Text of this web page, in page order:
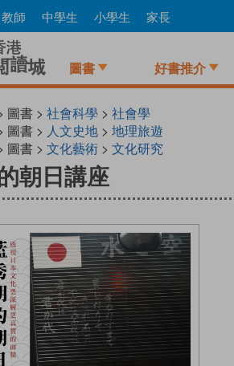
教師 中學生 小學生 家長
圖書 好書推介
圖書 > 社會科學 > 社會學
圖書 > 人文史地> 地理旅遊
圖書 > 文化藝術> 文化研究
朝日講座